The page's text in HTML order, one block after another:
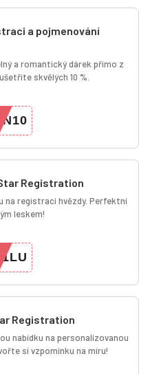
a pojmenování
a romantický dárek přímo z
skvělých 10 %.
EN10
Registration
na registraci hvězdy. Perfektní
leskem!
71LU
Registration
nabídku na personalizovanou
si vzpomínku na míru!